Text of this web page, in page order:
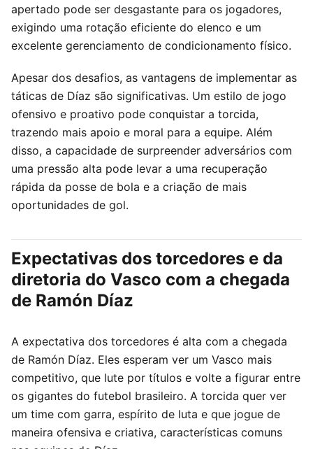
apertado pode ser desgastante para os jogadores,
exigindo uma rotação eficiente do elenco e um
excelente gerenciamento de condicionamento físico.
Apesar dos desafios, as vantagens de implementar as
táticas de Díaz são significativas. Um estilo de jogo
ofensivo e proativo pode conquistar a torcida,
trazendo mais apoio e moral para a equipe. Além
disso, a capacidade de surpreender adversários com
uma pressão alta pode levar a uma recuperação
rápida da posse de bola e a criação de mais
oportunidades de gol.
Expectativas dos torcedores e da
diretoria do Vasco com a chegada
de Ramón Díaz
A expectativa dos torcedores é alta com a chegada
de Ramón Díaz. Eles esperam ver um Vasco mais
competitivo, que lute por títulos e volte a figurar entre
os gigantes do futebol brasileiro. A torcida quer ver
um time com garra, espírito de luta e que jogue de
maneira ofensiva e criativa, características comuns